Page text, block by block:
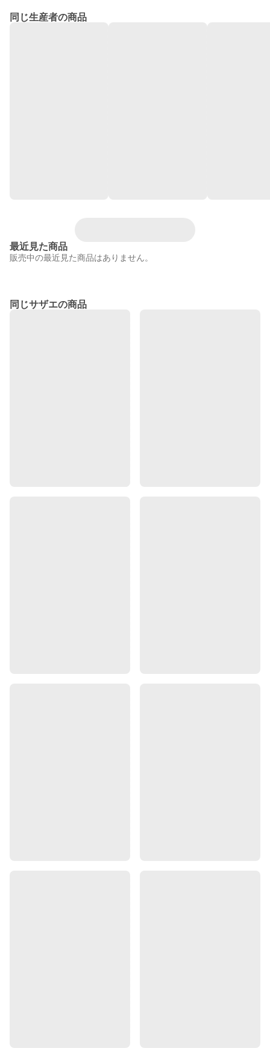
同じ生産者の商品
最近見た商品
販売中の最近見た商品はありません。
同じサザエの商品